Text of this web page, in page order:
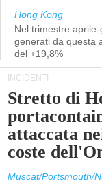
Hong Kong
Nel trimestre
generati da questa
del +19,8%
INCIDENTI
Stretto di
attaccata
coste
Muscat/Portsmouth/